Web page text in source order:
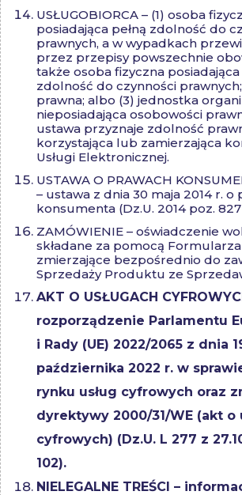
USŁUGOBIORCA – (1) osoba
posiadająca pełną zdolność do
prawnych, a w wypadkach
przez przepisy powszechnie
także osoba fizyczna
zdolność do czynności
prawna; albo (3) jednostka
nieposiadająca osobowości
ustawa przyznaje zdolność
korzystająca lub zamierzająca
Usługi Elektronicznej.
USTAWA O PRAWACH
– ustawa z dnia 30 maja 2014 r. o
konsumenta (Dz.U. 2014 poz.
ZAMÓWIENIE – oświadczenie
składane za pomocą
zmierzające bezpośrednio do
Sprzedaży Produktu ze
AKT O USŁUGACH
rozporządzenie Parlamentu
i Rady (UE) 2022/2065 z dnia
października 2022 r. w
rynku usług cyfrowych oraz
dyrektywy 2000/31/WE (akt o
cyfrowych) (Dz.U. L 277 z
102).
NIELEGALNE TREŚCI –